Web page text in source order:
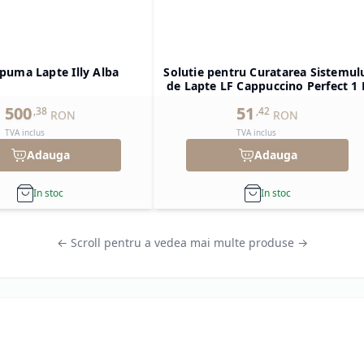
Lapte Illy Alba
500 ,38 RON
TVA inclus
Adauga
In stoc
Solutie pentru Curatarea
de Lapte LF Cappuccino Perfect 1
51 ,42 RON
TVA inclus
Adauga
In stoc
← Scroll pentru a vedea mai multe produse →